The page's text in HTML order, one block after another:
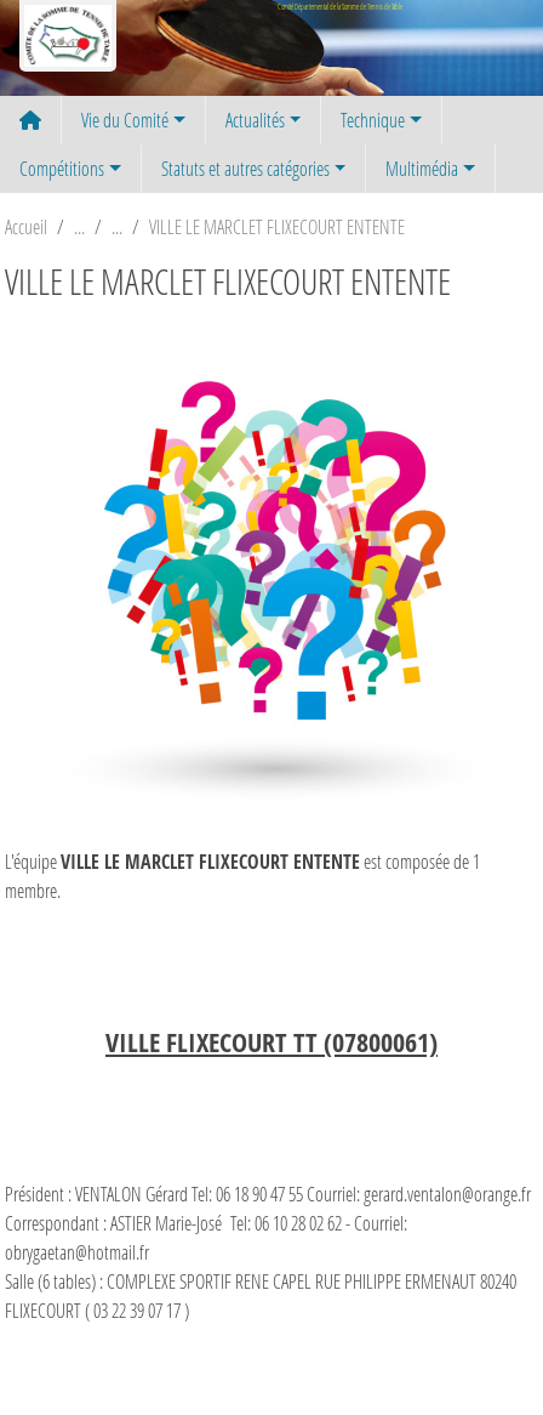
Comité Départemental de la Somme de Tennis de Table
Vie du Comité Actualités
Technique
Compétitions
Statuts et autres catégories Multimédia
Accueil VILLE LE MARCLET FLIXECOURT ENTENTE
VILLE LE MARCLET FLIXECOURT ENTENTE
L'équipeVILLE LE MARCLET FLIXECOURT ENTENTEest composée de 1
membre.
VILLE FLIXECOURT TT (07800061)
Président : VENTALON Gérard Tel: 06 18 90 47 55 Courriel: gerard.ventalon@orange.fr
Correspondant : ASTIER Marie-José Tel: 06 10 28 02 62 - Courriel:
obrygaetan@hotmail.fr
Salle (6 tables) : COMPLEXE SPORTIF RENE CAPEL RUE PHILIPPE ERMENAUT 80240
FLIXECOURT ( 03 22 39 07 17 )
Panneau de gestion des cookies